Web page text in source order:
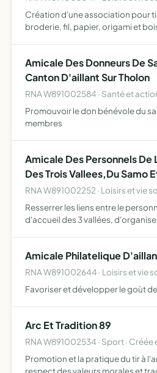
Création d'une association pour
broderie, fil, papier, origami et
Amicale Des Donneurs De
Canton D'aillant Sur Tholon
RNA W891002584 · Santé et
Promouvoir le don bénévole du
membres
Amicale Des Personnels De
Des Trois Vallees,Du Samo
RNA W891002252 · Loisirs et vie
Resserrer les liens entre le
d'accueil des 3 vallées,
Amicale Philatelique
RNA W891002644 · Loisirs et vie
Favoriser et développer le goùt
Arc Et Tradition 89
RNA W891002534 · Sport · Créée
Promotion et la pratique du tir à
respect des valeurs morales et